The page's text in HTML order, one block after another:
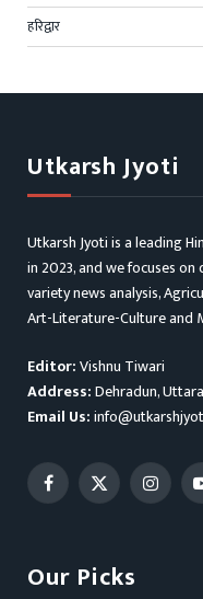
हरिद्वार
Utkarsh Jyoti
Utkarsh Jyoti is a leading
in 2023, and we focuses
variety news analysis,
Art-Literature-Culture and
Editor:Vishnu Tiwari
Address:Dehradun,
Email Us:
Facebook
X
Our Picks